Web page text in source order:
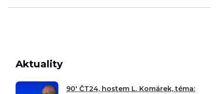
Aktuality
90′ ČT24, hostem L. Komárek, téma: